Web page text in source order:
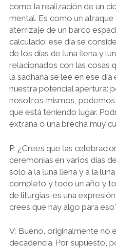
como la realización de un
mental. Es como un
aterrizaje de un barco
calculado: ese día se
de los días de luna llena y
relacionados con las cosas
la sadhana se lee en ese
nuestra potencial apertura:
nosotros mismos,
que está teniendo lugar.
extraña o una brecha muy
P: ¿Crees que las
ceremonias en varios días
solo a la luna llena y a la
completo y todo un año y
de liturgias-es una
crees que hay algo para
V: Bueno, originalmente no
decadencia. Por supuesto,